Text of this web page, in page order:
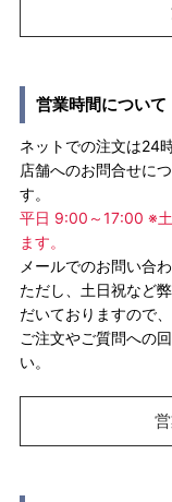
営業時間について
ネットでの注文は24
店舗へのお問合せに
す。
平日 9:00～17:00 ※
ます。
メールでのお問い合
ただし、土日祝など
だいておりますので、
ご注文やご質問への
い。